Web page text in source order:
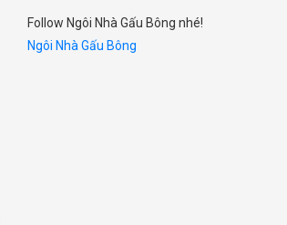
Follow Ngôi Nhà Gấu Bông nhé!
Ngôi Nhà Gấu Bông